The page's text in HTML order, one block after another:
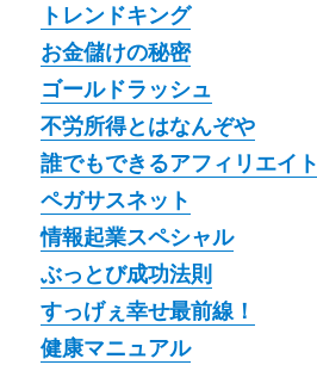
トレンドキング
お金儲けの秘密
ゴールドラッシュ
不労所得とはなんぞや
誰でもできるアフィリエイト
ペガサスネット
情報起業スペシャル
ぶっとび成功法則
すっげぇ幸せ最前線！
健康マニュアル